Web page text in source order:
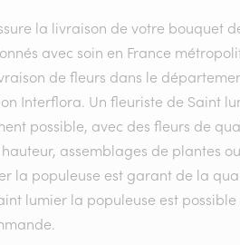
la livraison de votre bouquet
avec soin en France
de fleurs dans le
Interflora. Un fleuriste de Saint
possible, avec des fleurs de
assemblages de plantes
la populeuse est garant de la
lumier la populeuse est